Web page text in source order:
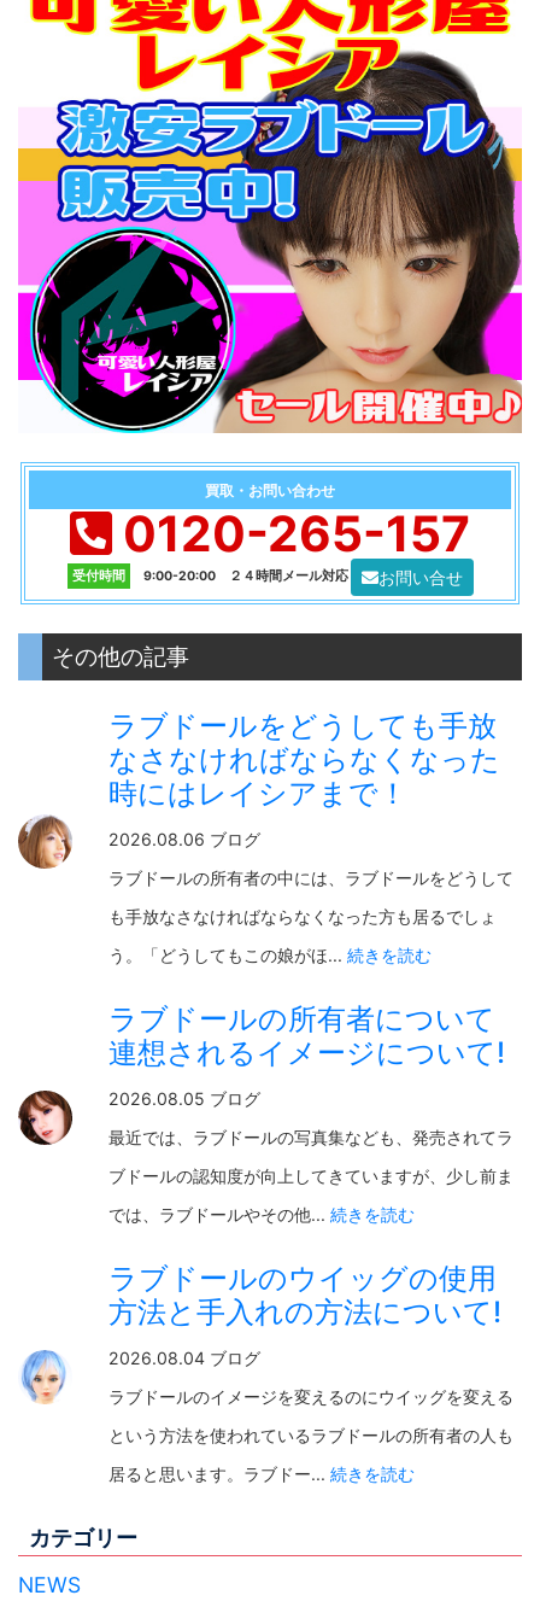
買取・お問い合わせ
0120-265-157
受付時間 9:00-20:00 ２４時間メール対応 お問い合せ
その他の記事
ラブドールをどうしても手放
なさなければならなくなった
時にはレイシアまで！
2026.08.06 ブログ
ラブドールの所有者の中には、ラブドールをどうして
も手放なさなければならなくなった方も居るでしょ
う。「どうしてもこの娘がほ... 続きを読む
ラブドールの所有者について
連想されるイメージについて!
2026.08.05 ブログ
最近では、ラブドールの写真集なども、発売されてラ
ブドールの認知度が向上してきていますが、少し前ま
では、ラブドールやその他... 続きを読む
ラブドールのウイッグの使用
方法と手入れの方法について!
2026.08.04 ブログ
ラブドールのイメージを変えるのにウイッグを変える
という方法を使われているラブドールの所有者の人も
居ると思います。ラブドー... 続きを読む
カテゴリー
NEWS